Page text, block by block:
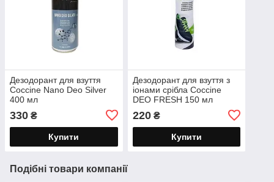
Дезодорант для взуття
Coccine Nano Deo Silver
400 мл
330 ₴
Купити
Дезодорант для взуття з
іонами срібла Coccine
DEO FRESH 150 мл
220₴
Купити
Подібні товари компанії